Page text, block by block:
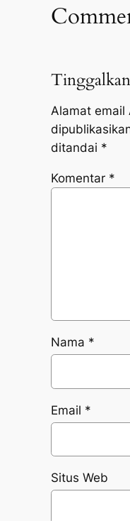
Alamat email
ditandai *
Komentar *
Nama *
Email *
Situs Web